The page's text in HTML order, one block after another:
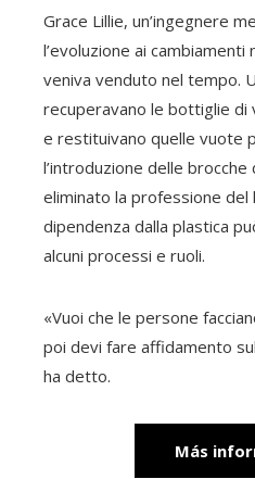
Grace Lillie, un’ingegnere
l’evoluzione ai cambiamenti
veniva venduto nel tempo.
recuperavano le bottiglie di
e restituivano quelle vuote
l’introduzione delle
eliminato la professione del
dipendenza dalla plastica
alcuni processi e ruoli.
«Vuoi che le persone
poi devi fare affidamento
ha detto.
Más